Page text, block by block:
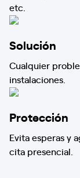
etc.
Solución
Cualquier
instalaciones.
Protección
Evita esperas y
cita presencial.